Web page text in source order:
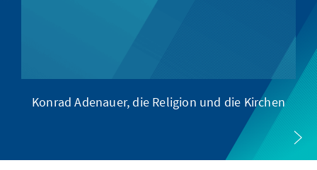
Konrad Adenauer, die Religion und die Kirchen